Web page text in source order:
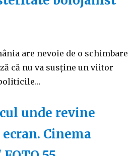
are nevoie de o schimbare
că nu va susține un viitor
unde revine
Cinema